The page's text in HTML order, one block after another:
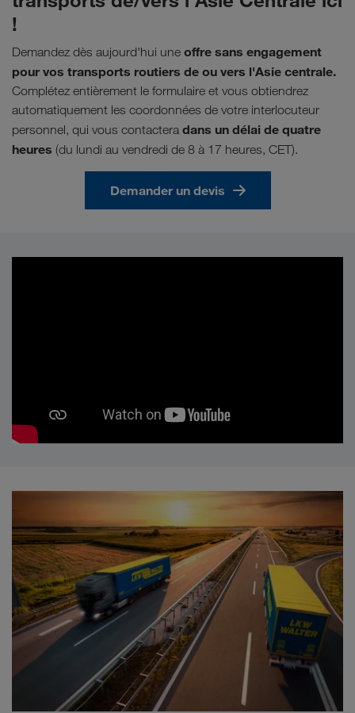
!
Demandez dès aujourd'hui une offre sans engagement
pour vos transports routiers de ou vers l'Asie centrale.
Complétez entièrement le formulaire et vous obtiendrez
automatiquement les coordonnées de votre interlocuteur
personnel, qui vous contactera dans un délai de quatre
heures (du lundi au vendredi de 8 à 17 heures, CET).
Demander un devis